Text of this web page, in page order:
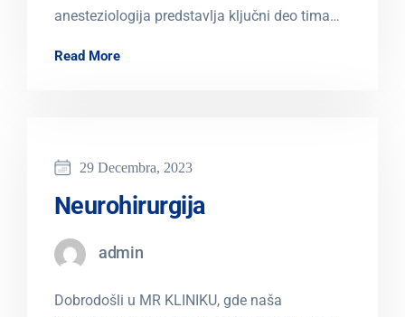
anesteziologija predstavlja ključni deo tima
medicinske procedure za naše…
Read More
29 Decembra, 2023
Neurohirurgija
admin
Dobrodošli u MR KLINIKU, gde naša